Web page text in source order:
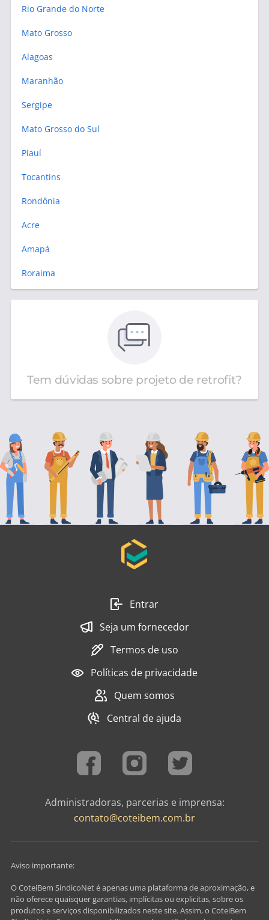
Rio Grande do Norte
Mato Grosso
Alagoas
Maranhão
Sergipe
Mato Grosso do Sul
Piauí
Tocantins
Rondônia
Acre
Amapá
Roraima
Tem dúvidas sobre projeto de retrofit?
Entrar
Seja um fornecedor
Termos de uso
Políticas de privacidade
Quem somos
Central de ajuda
Administradoras, parcerias e imprensa:
contato@coteibem.com.br
Aviso importante:
O CoteiBem SíndicoNet é apenas uma plataforma de aproximação, e
não oferece quaisquer garantias, implícitas ou explicitas, sobre os
produtos e serviços disponibilizados neste site. Assim, o CoteiBem